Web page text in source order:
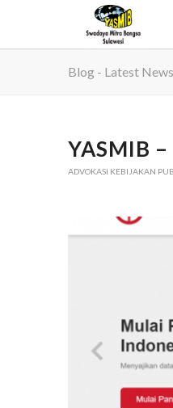
Blog - Latest News
YASMIB
ADVOKASI KEBIJAKAN